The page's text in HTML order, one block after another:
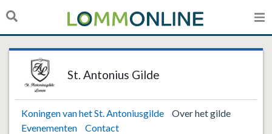
St. Antonius Gilde
Koningen van het St. Antoniusgilde
Over het gilde
Evenementen
Contact